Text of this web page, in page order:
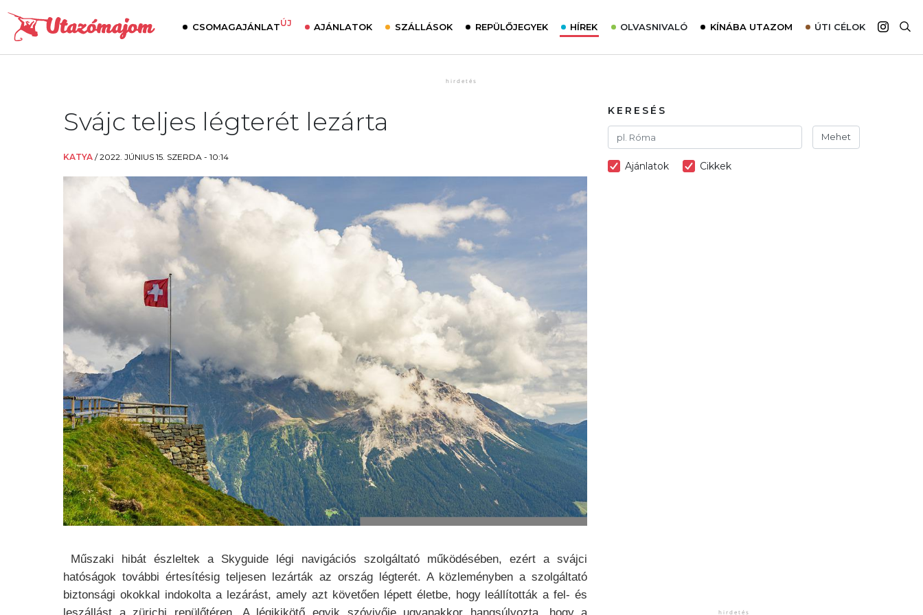
CSOMAGAJÁNLATÚJ AJÁNLATOK SZÁLLÁSOK REPÜLŐJEGYEK HÍREK OLVASNIVALÓ
Interjú
Élménybeszámolók
KÍNÁBA UTAZOM ÚTI CÉLOK
Ausztrália
Svájc teljes légterét lezárta
KATYA /2022. JÚNIUS 15. SZERDA - 10:14
Műszaki hibát észleltek a Skyguide légi navigációs szolgáltató működésében, ezért a svájci
hatóságok további értesítésig teljesen lezárták az ország légterét. A közleményben a szolgáltató
biztonsági okokkal indokolta a lezárást, amely azt követően lépett életbe, hogy leállították a fel- és
leszállást a zürichi repülőtéren. A légikikötő egyik szóvivője ugyanakkor hangsúlyozta, hogy a
KERESÉS
Mehet
Ajánlatok Cikkek